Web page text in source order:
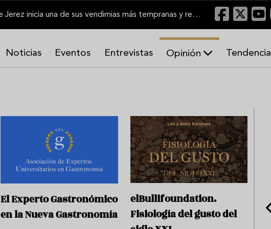
El Marco de Jerez inicia una de sus vendimias más tempranas y recupera producción
Noticias Eventos Entrevistas Opinión
n
í
a
s
El Experto Gastronómico
en la Nueva Gastronomía
elBullifoundation.
Fisiología del gusto del